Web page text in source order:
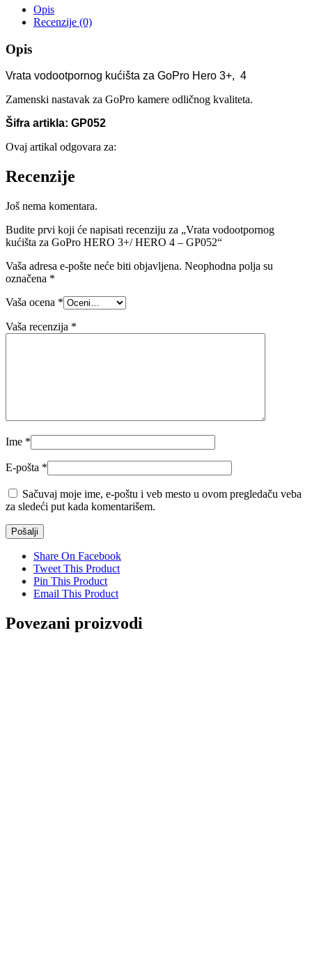
GoPro
HERO
3+/
HERO
4
-
GP052
količina
Opis
Recenzije (0)
Opis
Vrata vodootpornog kućišta za GoPro Hero 3+, 4
Zamenski nastavak za GoPro kamere odličnog kvaliteta.
Šifra artikla: GP052
Ovaj artikal odgovara za:
Recenzije
Još nema komentara.
Budite prvi koji će napisati recenziju za „Vrata vodootpornog
kućišta za GoPro HERO 3+/ HERO 4 – GP052“
Vaša adresa e-pošte neće biti objavljena. Neophodna polja su
označena *
Vaša ocena *
Vaša recenzija *
Ime *
E-pošta *
Sačuvaj moje ime, e-poštu i veb mesto u ovom pregledaču veba
za sledeći put kada komentarišem.
Share On Facebook
Tweet This Product
Pin This Product
Email This Product
Povezani proizvodi